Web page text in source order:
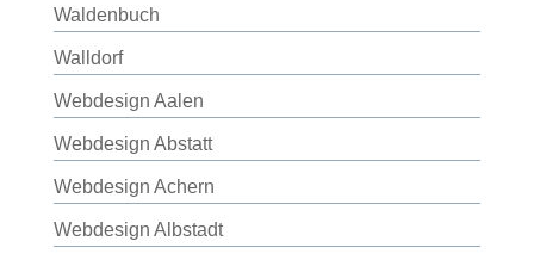
Waldenbuch
Walldorf
Webdesign Aalen
Webdesign Abstatt
Webdesign Achern
Webdesign Albstadt